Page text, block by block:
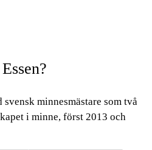
svensk minnesmästare som två
i minne, först 2013 och